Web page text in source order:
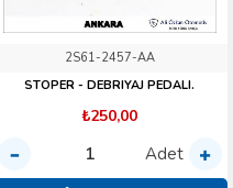
2S61-2457-AA
STOPER - DEBRIYAJ PEDALI.
₺250,00
Adet